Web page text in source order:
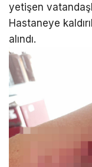
yetişen
Hastaneye
alındı.